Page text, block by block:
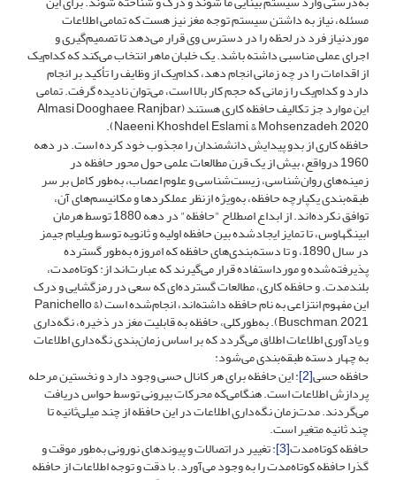
مسئله، نیاز به داشتن سیستم توجه مغز نیز هست که تمامی اطلاعات
موردنیاز فرد در لحظه را در دسترس وی قرار می‌دهد تا تصمیم‌گیری و
اجرای عملی مناسبی داشته باشد. یک خلبان ماهر انتخاب می‌کند که کدام‌یک
از اقدامات را در چه زمانی انجام دهد، کدام‌یک از وظایف را تأکید بر انجام
دارد و کدام‌یک را زمانی که حجم کار بالا است، می‌توان نادیده گرفت. تمامی
این موارد جز تکالیف حافظه کاری هستند (Almasi Dooghaee, Ranjbar
Naeeni, Khoshdel, Eslami, & Mohsenzadeh, 2020).
حافظه کاری از بدو پیدایش دانشمندان را مجذوب خود کرده است. در دهه
1960 درواقع، بیش از یک قرن مطالعات علمی حول محور حافظه در
زمینه‌های روان‌شناسی، زیست‌شناسی و علوم اعصاب، به‌طور کامل بر سر
طبقه‌بندی یکپارچه حافظه، به‌ویژه ازنظر عملکردها و مکانیسم‌های آن،
توافق نکرده‌اند. از ابداع اصطلاح "حافظه" در دهه 1880 توسط هرمان
ابینگهاوس، تا تمایز ایجادشده بین حافظه اولیه و ثانویه توسط ویلیام جیمز
در سال 1890، و تا دسته‌بندی‌های حافظه که امروزه به‌طور گسترده
پذیرفته‌شده و مورداستفاده قرار می‌گیرند که عبارت‌اند از: کوتاه‌مدت،
بلندمدت. و حافظه کاری، مطالعات گسترده‌ای که سعی در رمزگشایی و درک
این مفهوم انتزاعی به نام حافظه داشته‌اند، انجام‌شده است (Panichello &
Buschman, 2021). به‌طورکلی، حافظه به قابلیت مغز در ذخیره، نگه‌داری
و یادآوری اطلاعات اطلاق می‌گردد که بر اساس زمان‌بندی نگه‌داری اطلاعات
به چهار دسته طبقه‌بندی می‌شود:
حافظه حسی[2] : این حافظه برای هر کانال حسی وجود دارد و نخستین مرحله
پردازش اطلاعات است. هنگامی‌که محرکات بیرونی توسط حواس دریافت
می‌گردند. مدت‌زمان نگه‌داری اطلاعات در این حافظه از چند میلی‌ثانیه تا
چند ثانیه متغیر است.
حافظه کوتاه‌مدت[3] : تغییر در اتصالات و پیوندهای نورونی به‌طور موقت و
گذرا حافظه کوتاه‌مدت را به وجود می‌آورد. با دقت و توجه اطلاعات از حافظه